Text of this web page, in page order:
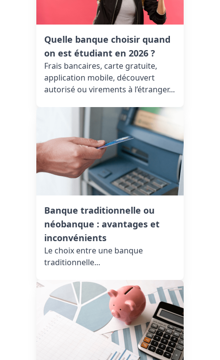
Quelle banque choisir quand
on est étudiant en 2026 ?
Frais bancaires, carte gratuite,
application mobile, découvert
autorisé ou virements à l’étranger...
Banque traditionnelle ou
néobanque : avantages et
inconvénients
Le choix entre une banque
traditionnelle...